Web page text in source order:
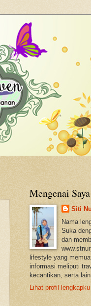
Mengenai Saya
Siti
Nama
Suka
dan
lifestyle yang
informasi meliputi
kecantikan, serta
Lihat profil lengkapku